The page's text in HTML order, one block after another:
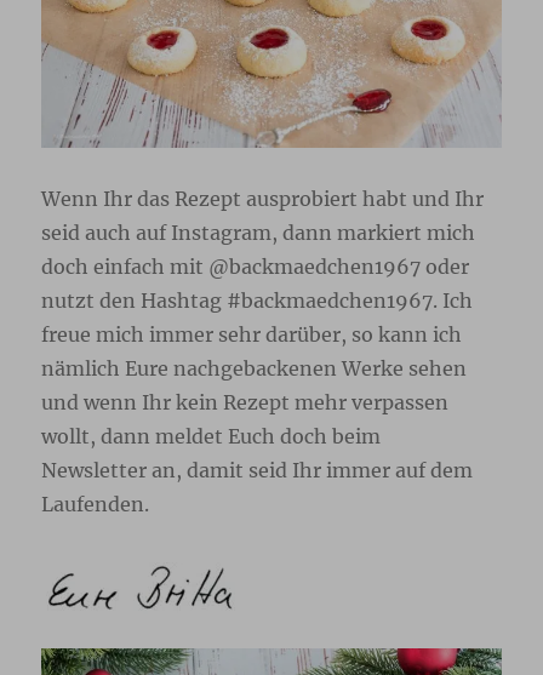
Wenn Ihr das Rezept ausprobiert habt und Ihr
seid auch auf Instagram, dann markiert mich
doch einfach mit @backmaedchen1967 oder
nutzt den Hashtag #backmaedchen1967. Ich
freue mich immer sehr darüber, so kann ich
nämlich Eure nachgebackenen Werke sehen
und wenn Ihr kein Rezept mehr verpassen
wollt, dann meldet Euch doch beim
Newsletter an, damit seid Ihr immer auf dem
Laufenden.